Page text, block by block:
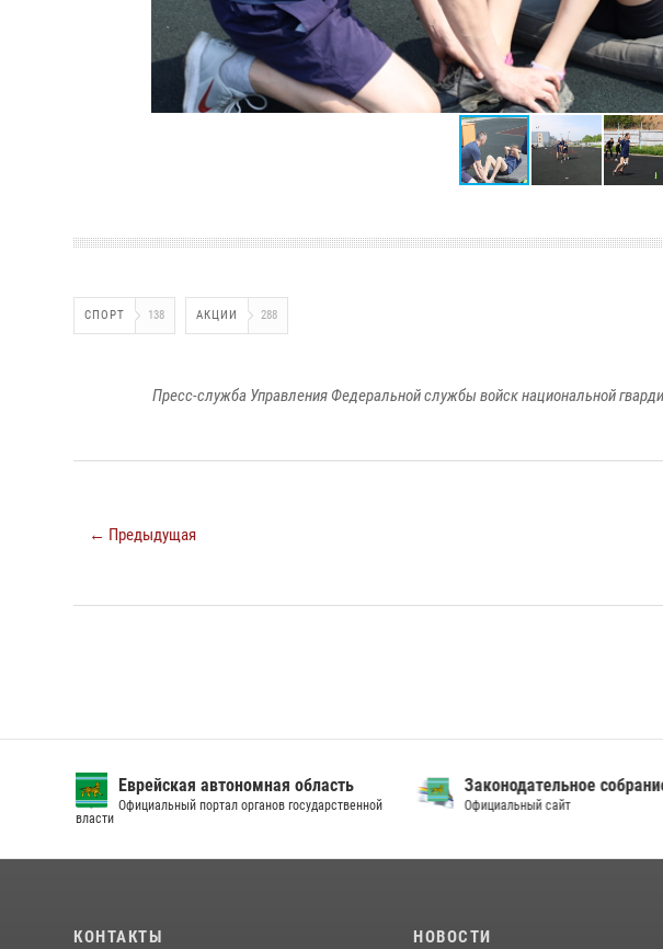
СПОРТ 138 АКЦИИ 288
Пресс-служба Управления Федеральной службы войск национальной
← Предыдущая
Еврейская автономная область
Официальный портал органов государственной
власти
Законодательное
Официальный сайт
КОНТАКТЫ НОВОСТИ